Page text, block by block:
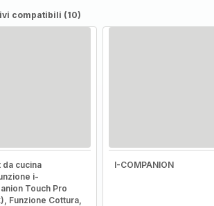
compatibili (10)
da cucina
i-
Touch Pro
Funzione Cottura,
I-COMPANION